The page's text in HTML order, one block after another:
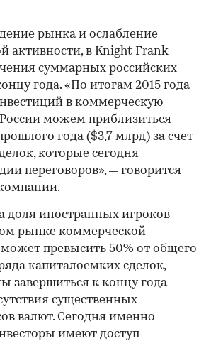
рынка и ослабление
активности, в Knight Frank
суммарных российских
года. «По итогам 2015 года
в коммерческую
можем приблизиться
года ($3,7 млрд) за счет
которые сегодня
переговоров», — говорится
доля иностранных игроков
рынке коммерческой
превысить 50% от общего
капиталоемких сделок,
завершиться к концу года
существенных
валют. Сегодня именно
имеют доступ